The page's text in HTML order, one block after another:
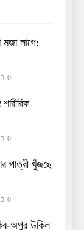
মজা লাগে:
0
0
পাত্রী খুঁজছে
0
অপুর উকিল